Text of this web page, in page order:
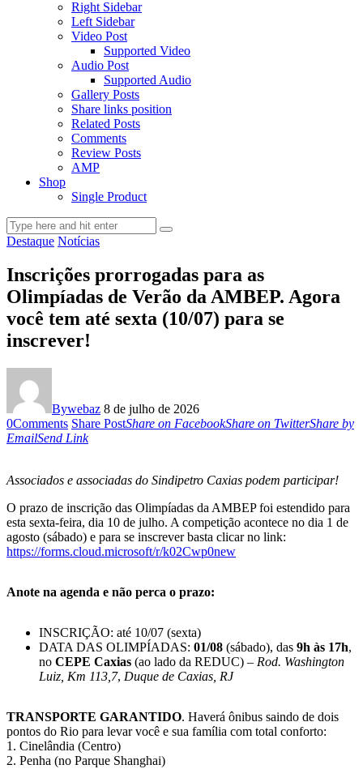
Right Sidebar
Left Sidebar
Video Post
Supported Video
Audio Post
Supported Audio
Gallery Posts
Share links position
Related Posts
Comments
Review Posts
AMP
Shop
Single Product
Destaque Notícias
Inscrições prorrogadas para as
Olimpíadas de Verão da AMBEP. Agora
você tem até sexta (10/07) para se
inscrever!
Bywebaz 8 de julho de 2026
0Comments Share PostShare on FacebookShare on TwitterShare by
EmailSend Link
Associados e associadas do Sindipetro Caxias podem participar!
O prazo de inscrição das Olimpíadas da AMBEP foi estendido para
esta sexta-feira, dia 10 de julho. A competição acontece no dia 1 de
agosto (sábado) e para se inscrever basta clicar no link:
https://forms.cloud.microsoft/r/k02Cwp0new
Anote na agenda e não perca o prazo:
INSCRIÇÃO: até 10/07 (sexta)
DATA DAS OLIMPÍADAS: 01/08 (sábado), das 9h às 17h,
no CEPE Caxias (ao lado da REDUC) – Rod. Washington
Luiz, Km 113,7, Duque de Caxias, RJ
TRANSPORTE GARANTIDO. Haverá ônibus saindo de dois
pontos do Rio para levar você e sua família com total conforto:
1. Cinelândia (Centro)
2. Penha (no Parque Shanghai)